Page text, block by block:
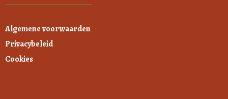
Algemene voorwaarden
Privacybeleid
Cookies